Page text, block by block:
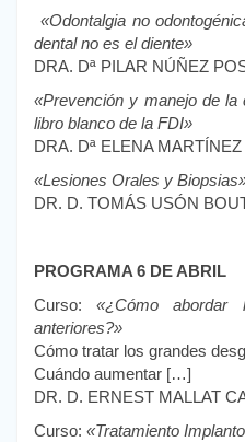
«Odontalgia no
dental no es el diente»
DRA. Dª PILAR NÚÑEZ
«Prevención y manejo de la
libro blanco de la FDI»
DRA. Dª ELENA
«Lesiones Orales y
DR. D. TOMÁS USÓN
PROGRAMA 6 DE ABRIL
Curso:«¿Cómo abordar
anteriores?»
Cómo tratar los grandes
Cuándo aumentar […]
DR. D. ERNEST MALLAT
Curso: «Tratamiento